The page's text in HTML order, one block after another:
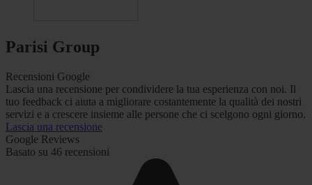
Parisi Group
Recensioni Google
Lascia una recensione per condividere la tua esperienza con noi. Il
tuo feedback ci aiuta a migliorare costantemente la qualità dei nostri
servizi e a crescere insieme alle persone che ci scelgono ogni giorno.
Lascia una recensione
Google Reviews
Basato su 46 recensioni